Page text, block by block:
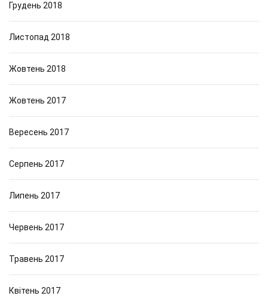
Грудень 2018
Листопад 2018
Жовтень 2018
Жовтень 2017
Вересень 2017
Серпень 2017
Липень 2017
Червень 2017
Травень 2017
Квітень 2017